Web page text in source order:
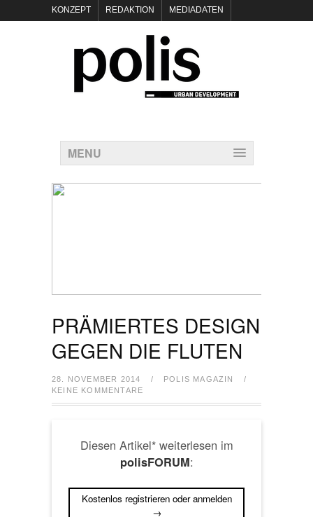
KONZEPT REDAKTION MEDIADATEN
POLIS KEYNOTES
KONTAKT DATENSCHUTZ IMPRESSUM
MENU
PRÄMIERTES DESIGN
GEGEN DIE FLUTEN
28. NOVEMBER 2014 / POLIS MAGAZIN
/
KEINE KOMMENTARE
Diesen Artikel* weiterlesen im
polisFORUM:
Kostenlos registrieren oder anmelden
→